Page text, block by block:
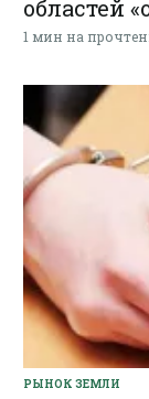
областей
1 мин на
РЫНОК ЗЕМЛИ